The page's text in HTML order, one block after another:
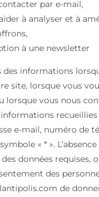
par e-mail,
à analyser et à
à une newsletter
des informations
site, lorsque vous
lorsque vous nous
e-mail, numéro de
« * ». L’absence
données requises,
des
de